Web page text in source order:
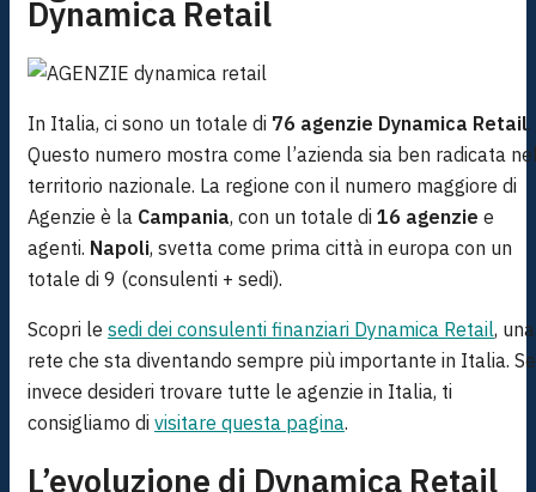
Dynamica Retail
In Italia, ci sono un totale di 76 agenzie Dynamica Retail.
Questo numero mostra come l’azienda sia ben radicata
territorio nazionale. La regione con il numero maggiore di
Agenzie è la Campania, con un totale di 16 agenzie e
agenti. Napoli, svetta come prima città in europa con un
totale di 9 (consulenti + sedi).
Scopri le sedi dei consulenti finanziari Dynamica Retail, una
rete che sta diventando sempre più importante in Italia. Se
invece desideri trovare tutte le agenzie in Italia, ti
consigliamo di visitare questa pagina.
L’evoluzione di Dynamica Retail